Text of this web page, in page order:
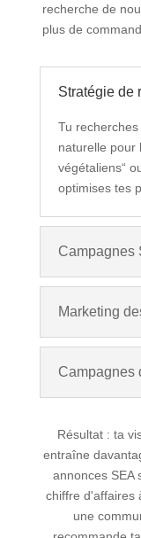
recherche de
plus de
Stratégie de
Tu
naturelle pour
végétaliens“
optimises tes
Campagnes
Marketing
Campagnes
Résultat : ta
entraîne
annonces SEA
chiffre d'affaires
une